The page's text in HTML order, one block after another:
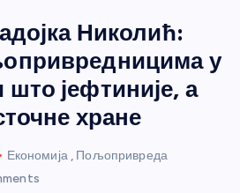
и портал
Николић:
у
јефтиније, а
хране
Економија, Пољопривреда